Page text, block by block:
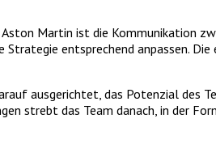
Martin ist die Kommunikation
Strategie entsprechend anpassen.
ausgerichtet, das Potenzial des
strebt das Team danach, in der